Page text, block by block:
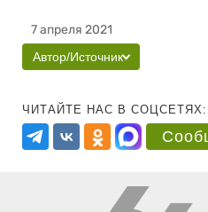
7 апреля 2021
Автор/Источник
ЧИТАЙТЕ НАС В СОЦСЕТЯХ: